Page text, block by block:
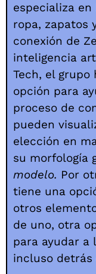
especializa
ropa, zapatos
conexión de
inteligencia
Tech, el
opción para
proceso de
pueden
elección en
su morfología
modelo. Por
tiene una
otros
de uno, otra
para ayudar a
incluso detrás